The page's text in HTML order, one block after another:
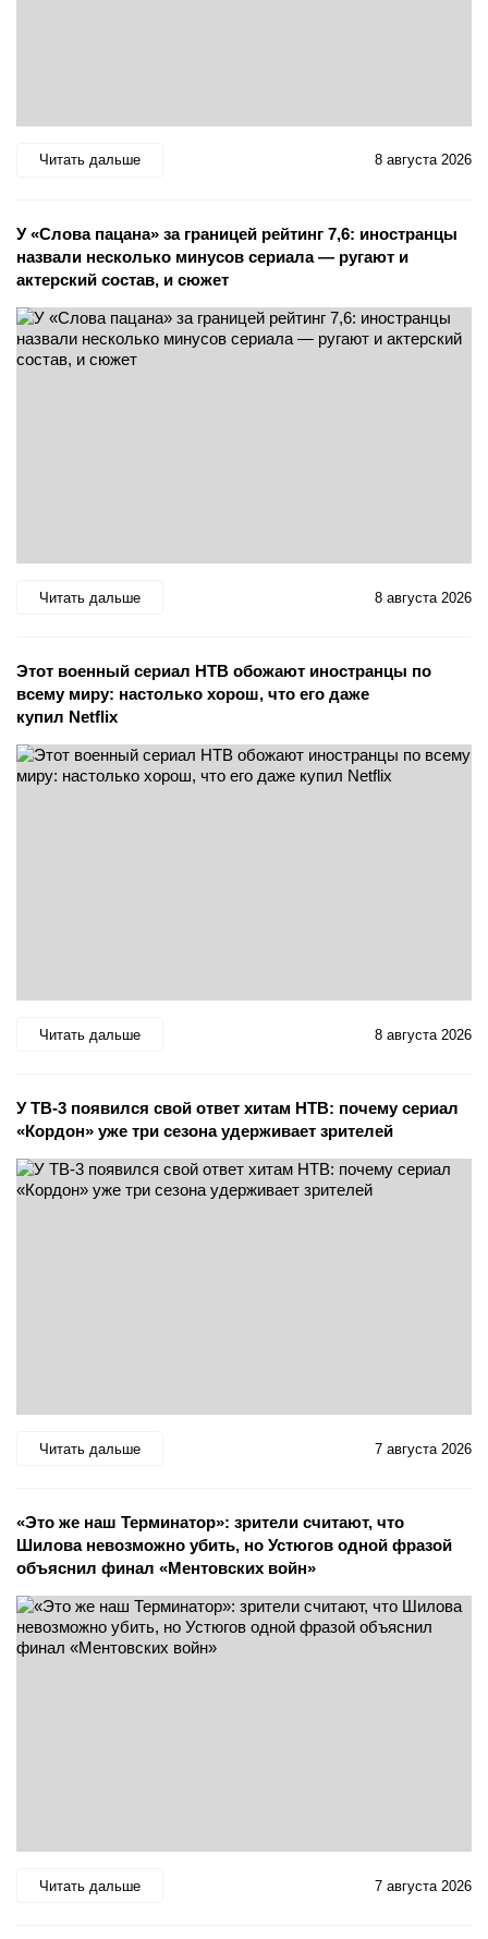
Читать дальше 8 августа 2026
У «Слова пацана» за границей рейтинг 7,6: иностранцы
назвали несколько минусов сериала — ругают и
актерский состав, и сюжет
Читать дальше 8 августа 2026
Этот военный сериал НТВ обожают иностранцы по
всему миру: настолько хорош, что его даже
купил Netflix
Читать дальше 8 августа 2026
У ТВ-3 появился свой ответ хитам НТВ: почему сериал
«Кордон» уже три сезона удерживает зрителей
Читать дальше 7 августа 2026
«Это же наш Терминатор»: зрители считают, что
Шилова невозможно убить, но Устюгов одной фразой
объяснил финал «Ментовских войн»
Читать дальше 7 августа 2026